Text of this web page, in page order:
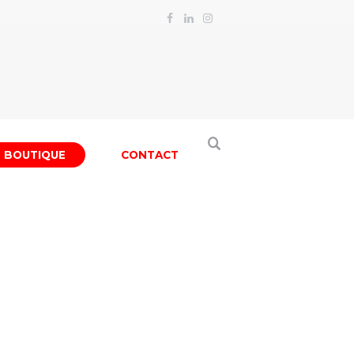
BOUTIQUE CONTACT